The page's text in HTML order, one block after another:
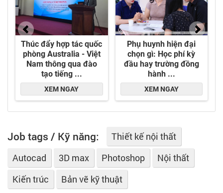
Job tags / Kỹ năng:
Thiết kế nội thất
Autocad
3D max Photoshop
Nội thất
Kiến trúc
Bản vẽ kỹ thuật